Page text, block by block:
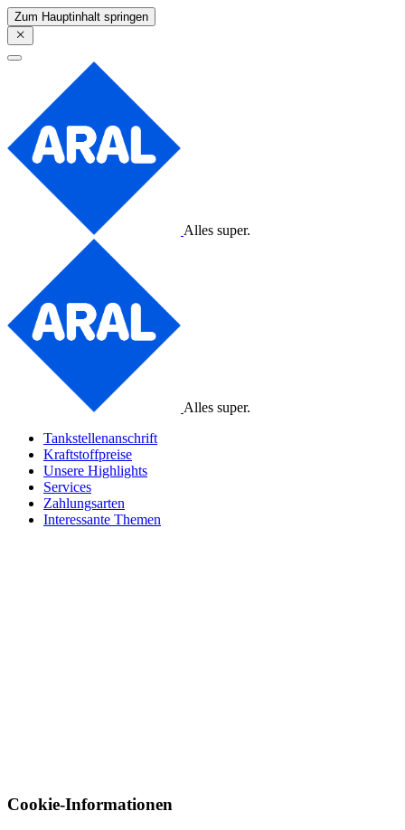
Zum Hauptinhalt springen
Alles super.
Alles super.
Tankstellenanschrift
Kraftstoffpreise
Unsere Highlights
Services
Zahlungsarten
Interessante Themen
Cookie-Informationen